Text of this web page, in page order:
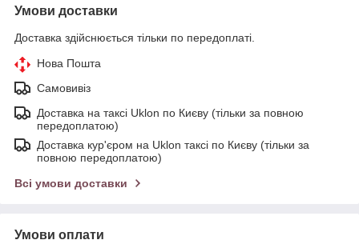
Умови доставки
Доставка здійснюється тільки по передоплаті.
Нова Пошта
Самовивіз
Доставка на таксі Uklon по Києву (тільки за повною
передоплатою)
Доставка кур'єром на Uklon таксі по Києву (тільки за
повною передоплатою)
Всі умови доставки
Умови оплати